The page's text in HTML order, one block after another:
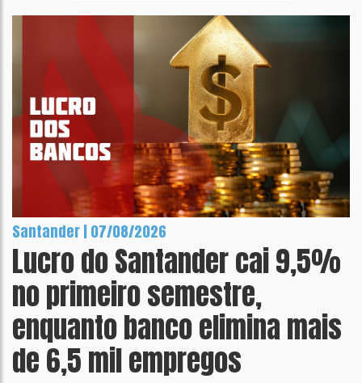
Santander | 07/08/2026
Lucro do Santander cai 9,5%
no primeiro semestre,
enquanto banco elimina mais
de 6,5 mil empregos